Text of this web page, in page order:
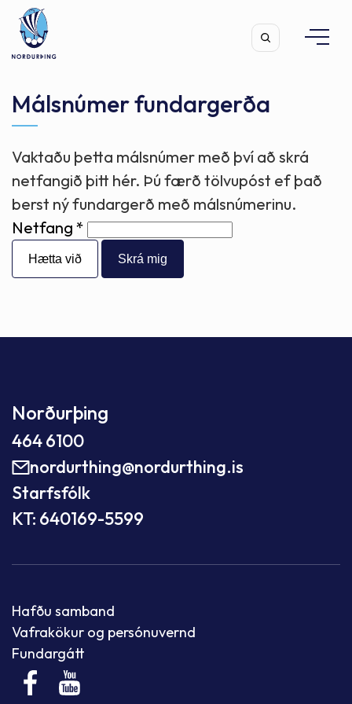
Leita
Málsnúmer fundargerða
Vaktaðu þetta málsnúmer með því að skrá
netfangið þitt hér. Þú færð tölvupóst ef það
berst ný fundargerð með málsnúmerinu.
Netfang
Hætta við
Norðurþing
464 6100
nordurthing@nordurthing.is
Starfsfólk
KT: 640169-5599
Hafðu samband
Vafrakökur og persónuvernd
Fundargátt